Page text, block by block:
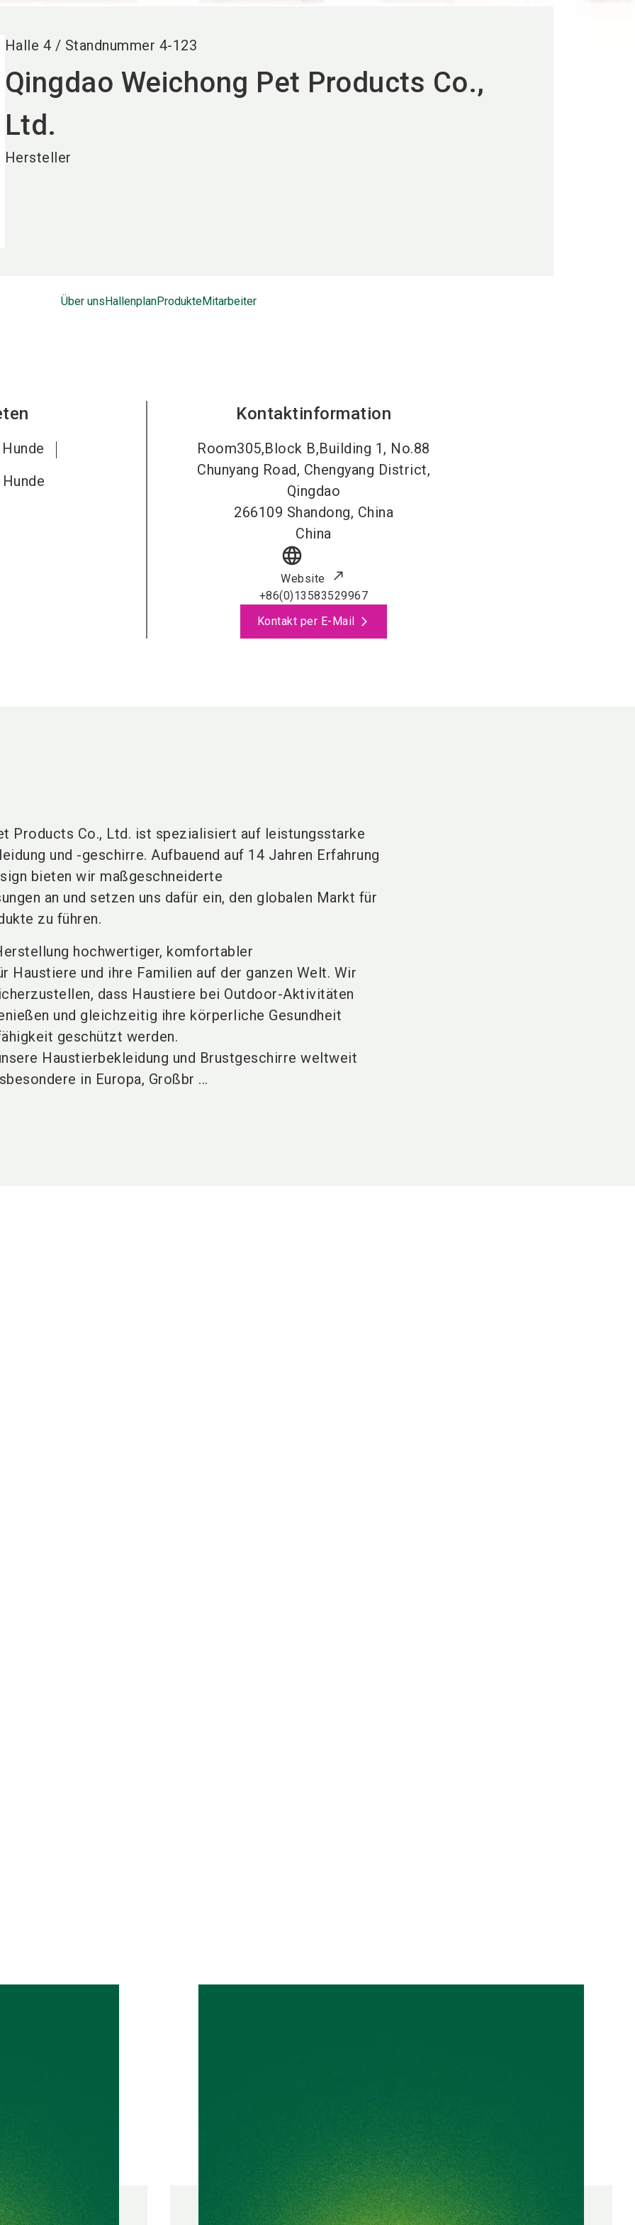
Halle 4 / Standnummer 4-123
Qingdao Weichong Pet Products Co.,
Ltd.
Hersteller
Über unsHallenplanProdukteMitarbeiter
Kontaktinformation
Room305,Block B,Building 1, No.88
Chunyang Road, Chengyang District,
Qingdao
266109 Shandong, China
China
language
Website
+86(0)13583529967
Kontakt per E-Mail
Products Co., Ltd. ist spezialisiert auf leistungsstarke
und -geschirre. Aufbauend auf 14 Jahren Erfahrung
bieten wir maßgeschneiderte
an und setzen uns dafür ein, den globalen Markt für
zu führen.
hochwertiger, komfortabler
Haustiere und ihre Familien auf der ganzen Welt. Wir
dass Haustiere bei Outdoor-Aktivitäten
und gleichzeitig ihre körperliche Gesundheit
geschützt werden.
Haustierbekleidung und Brustgeschirre weltweit
in Europa, Großbr ...